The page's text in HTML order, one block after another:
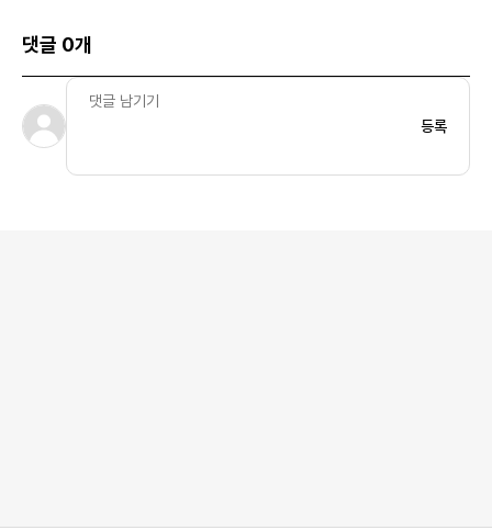
댓글 0개
등록